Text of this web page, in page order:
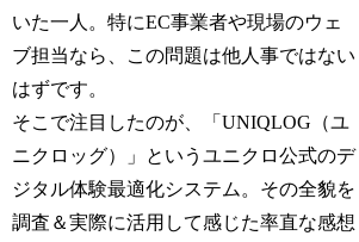
いた一人。特にEC事業者や現場のウェ
ブ担当なら、この問題は他人事ではない
はずです。
そこで注目したのが、「UNIQLOG（ユ
ニクロッグ）」というユニクロ公式のデ
ジタル体験最適化システム。その全貌を
調査＆実際に活用して感じた率直な感想